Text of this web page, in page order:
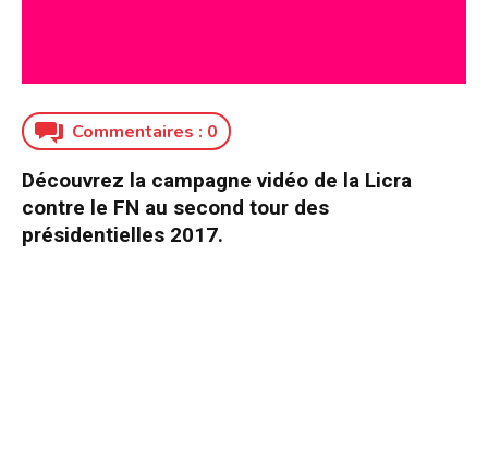
Commentaires : 0
Découvrez la campagne vidéo de la Licra
contre le FN au second tour des
présidentielles 2017.